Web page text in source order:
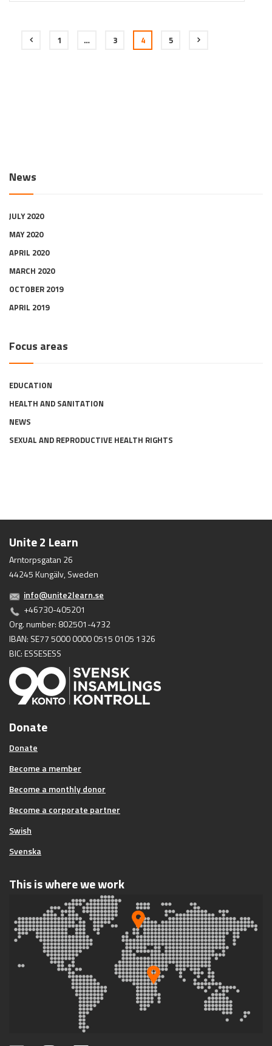
1 … 3 4 5
News
JULY 2020
MAY 2020
APRIL 2020
MARCH 2020
OCTOBER 2019
APRIL 2019
Focus areas
EDUCATION
HEALTH AND SANITATION
NEWS
SEXUAL AND REPRODUCTIVE HEALTH RIGHTS
Unite 2 Learn
Arntorpsgatan 26
44245 Kungälv, Sweden
info@unite2learn.se
+46730-405201
Org. number: 802501-4732
IBAN: SE77 5000 0000 0515 0105 1326
BIC: ESSESESS
Donate
Donate
Become a member
Become a monthly donor
Become a corporate partner
Swish
Svenska
This is where we work